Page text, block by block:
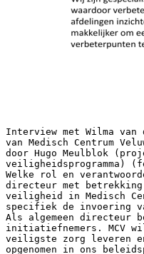
Interview met Wilma van den Berg (algemeen directeur van Medisch Centrum Veluwe (MCV) door Hugo Meulblok (projectmanager ZKN veiligheidsprogramma) (februari 2013) Welke rol en verantwoordelijkheid heeft u als algemeen directeur met betrekking tot kwaliteit en veiligheid in Medisch Centrum de Veluwe (MCV) en specifiek de invoering van het VMS? Als algemeen directeur ben ik &eacute;&eacute;n van de initiatiefnemers. MCV wil de hoogste kwaliteit met de veiligste zorg leveren en dit is ook als missie opgenomen in ons beleidsplan. Verder vind ik het belangrijk dat het management het voorbeeld geeft richting alle medewerkers. Veilig werken moet als een rode draad door alle processen lopen. Het management zorgt voor de juiste kaders, zodat alle medewerkers veilig kunnen werken. Een veel gestelde vraag vanuit de klinieken is: ‘Waar begin je met het invoeren van een VMS en het werken aan de 48 VMS veiligheidseisen voor het ZKN keurmerk? Hoe hebben jullie dat aangepakt? Als ik terugkijk waren wij al begonnen met de invoering van de veiligheidseisen voordat we besloten het ZKN keurmerk te gaan behalen. Wij realiseerden ons vanaf de start van onze kliniek al dat aan de complexe zorgprocessen binnen MCV risico’s voor de pati&euml;nten verbonden waren. Vandaar dat wij veilig werken altijd hoog op de agenda hebben staan om de risico’s te reduceren tot een haalbaar minimum. Wij willen ons als veiligst Maag Darm Lever centrum op de kaart zetten. Dit voor zowel de zorgverleners als pati&euml;nten, zodat zij zich veilig voelen en vertrouwen hebben dat zij zich in goede handen bevinden. Vanuit de opleiding HBO Farmakunde diende zich een studente aan die zich bezig hield met kwaliteit verbeterende processen. Een cadeautje op het juiste tijdstip. De lijst met 48 veiligheidseisen ziet er omvattend uit, maar dat valt mee als je je erin verdiept. Het is een checklist waarbij je veiligheidscontroles uitvoert op je eigen processen. Vandaar dat wij begonnen zijn met het primaire zorgproces stapsgewijs te beschrijven. Daarna heeft de stagiaire, die niet bekend was met enige kennis van ons proces, deze stappen doorgenomen. Dit leverde zeer veel kritische vragen op. Bij iedere stap werd de vraag gesteld: “Welk risico schuilt in dit proces?” Op basis hiervan hebben we een risicomatrix opgesteld. Van hieruit hebben we verbetermaatregelen opgesteld met een tijdspad en verantwoordelijke personen benoemd. We hebben het in kaart brengen van processen altijd samen gedaan met de medewerkers van de desbetreffende afdelingen. Hiermee cre&euml;er je begrip en draagvlak, waar je bij de implementatie enorm veel voordeel van hebt. Wat ziet u als de kern van het Veiligheidsmanagementsysteem? De kern van het VMS zijn de risico-inventarisaties. De risico’s worden gesignaleerd, geanalyseerd en de incidenten worden voorkomen of gereduceerd. Om dit geheel draaiend te houden en te waarborgen is een systeem met plan, do, check en act evaluatiemomenten een vereiste. Dit hebben wij ge&iuml;ntegreerd in ons jaarplanning. Wat is volgens u het voornaamste belang van een VMS? Dat de organisatie doelbewust omgaat met verbetermaatregelen. Leren van de fouten in plaats van alleen oplossen voor dat moment. Dit om uiteindelijk de hoogste kwaliteit en veiligste zorg te leveren. Belangrijk is ook dat iedereen in de organisatie bewust verantwoordelijk is voor de veiligheid van de zorgprocessen. Dit vergt dat collega’s elkaar op een juiste manier hierop aanspreken en zo bijdragen aan een veilige organisatie. Niet alleen veilig voor de pati&euml;nten maar ook veilig voor de medewerker. Waarin kan een kliniek zich op het gebied van kwaliteit en veiligheid onderscheiden van de zorg in ziekenhuizen? Kunt u daar een voorbeeld van geven in uw eigen kliniek? Wij zijn gespecialiseerd op &eacute;&eacute;n vakgebied en overzien de gehele organisatie. De lijnen zijn erg kort waardoor verbetermaatregelen sneller door te voeren zijn. De maatregelen worden snel op alle afdelingen inzichtelijk en worden ook beter gevolgd. In een kleine organisatie is het denk ik makkelijker om een omgeving te cre&euml;ren waarin een ieder zich veilig voelt om fouten of verbeterpunten te signaleren. Op de endoscopie afdeling is bijvoorbeeld met het medisch en verpleegkundig team besloten dat we een ander medicijn gaan gebruiken. Dit is besproken met de verantwoordelijk medisch directeur. Er wordt een termijn afgesproken wanneer hiermee gestart kan worden. Iedereen is blij en de startdatum